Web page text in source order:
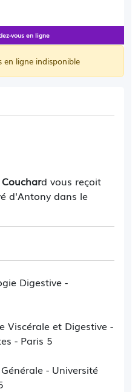
d vous reçoit
d'Antony dans le
viscéral et
des organes, de
abdominale et
non-digestifs
thyroïde, etc.).
Digestive -
Viscérale et Digestive -
- Paris 5
- Université
vous en ligne
en ligne indisponible